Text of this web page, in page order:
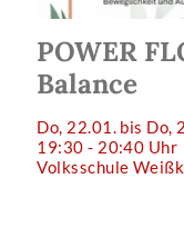
POWER
Balance
Do, 22.01. bis Do,
19:30 - 20:40 Uhr
Volksschule